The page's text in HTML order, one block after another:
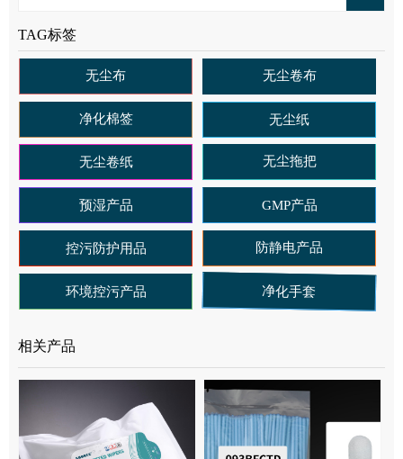
TAG标签
无尘布 无尘卷布
净化棉签 无尘纸
无尘拖把
预湿产品 GMP产品
控污防护用品 防静电产品
环境控污产品 净化手套
无尘卷纸
相关产品